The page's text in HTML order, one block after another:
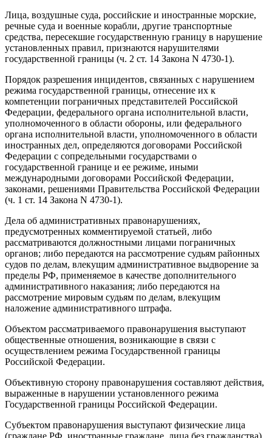
Лица, воздушные суда, российские и иностранные морские,
речные суда и военные корабли, другие транспортные
средства, пересекшие государственную границу в нарушение
установленных правил, признаются нарушителями
государственной границы (ч. 2 ст. 14 Закона N 4730-1).
Порядок разрешения инцидентов, связанных с нарушением
режима государственной границы, отнесение их к
компетенции пограничных представителей Российской
Федерации, федерального органа исполнительной власти,
уполномоченного в области обороны, или федерального
органа исполнительной власти, уполномоченного в области
иностранных дел, определяются договорами Российской
Федерации с сопредельными государствами о
государственной границе и ее режиме, иными
международными договорами Российской Федерации,
законами, решениями Правительства Российской Федерации
(ч. 1 ст. 14 Закона N 4730-1).
Дела об административных правонарушениях,
предусмотренных комментируемой статьей, либо
рассматриваются должностными лицами пограничных
органов; либо передаются на рассмотрение судьям районных
судов по делам, влекущим административное выдворение за
пределы РФ, применяемое в качестве дополнительного
административного наказания; либо передаются на
рассмотрение мировым судьям по делам, влекущим
наложение административного штрафа.
Объектом рассматриваемого правонарушения выступают
общественные отношения, возникающие в связи с
осуществлением режима Государственной границы
Российской Федерации.
Объективную сторону правонарушения составляют действия,
выраженные в нарушении установленного режима
Государственной границы Российской Федерации.
Субъектом правонарушения выступают физические лица
(граждане РФ, иностранные граждане, лица без гражданства),